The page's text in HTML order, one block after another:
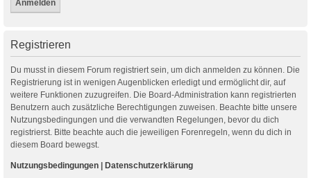
Registrieren
Du musst in diesem Forum registriert sein, um dich anmelden zu können. Die
Registrierung ist in wenigen Augenblicken erledigt und ermöglicht dir, auf
weitere Funktionen zuzugreifen. Die Board-Administration kann registrierten
Benutzern auch zusätzliche Berechtigungen zuweisen. Beachte bitte unsere
Nutzungsbedingungen und die verwandten Regelungen, bevor du dich
registrierst. Bitte beachte auch die jeweiligen Forenregeln, wenn du dich in
diesem Board bewegst.
Nutzungsbedingungen | Datenschutzerklärung